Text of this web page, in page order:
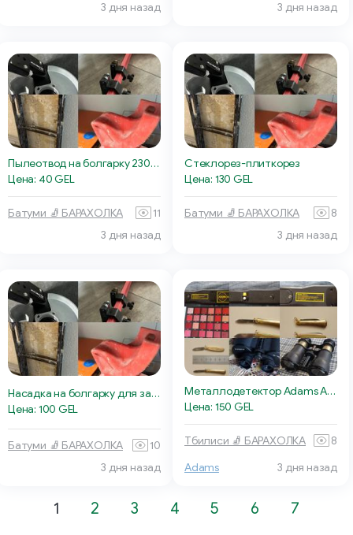
3 дня назад
3 дня назад
Пылеотвод на болгарку 230мм
Цена: 40 GEL
Батуми 🧦 БАРАХОЛКА
11
3 дня назад
Стеклорез-плиткорез
Цена: 130 GEL
Батуми 🧦 БАРАХОЛКА
8
3 дня назад
Насадка на болгарку для заусовки под 45
Цена: 100 GEL
Батуми 🧦 БАРАХОЛКА
10
3 дня назад
Металлодетектор Adams AD11-V
Цена: 150 GEL
Тбилиси 🧦 БАРАХОЛКА 8
Adams 3 дня назад
1 2 3 4 5 6 7